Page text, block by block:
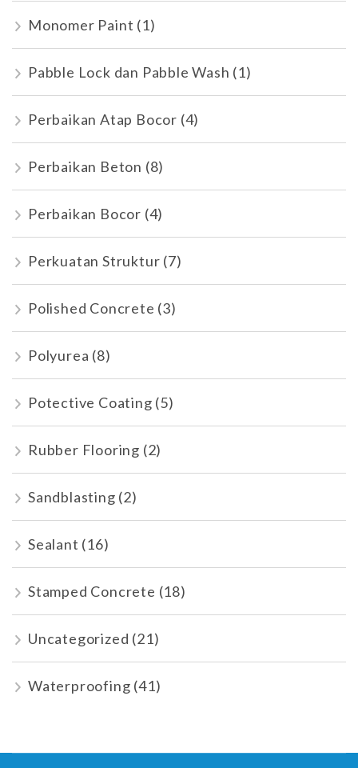
Monomer Paint (1)
Pabble Lock dan Pabble Wash (1)
Perbaikan Atap Bocor (4)
Perbaikan Beton (8)
Perbaikan Bocor (4)
Perkuatan Struktur (7)
Polished Concrete (3)
Polyurea (8)
Potective Coating (5)
Rubber Flooring (2)
Sandblasting (2)
Sealant (16)
Stamped Concrete (18)
Uncategorized (21)
Waterproofing (41)